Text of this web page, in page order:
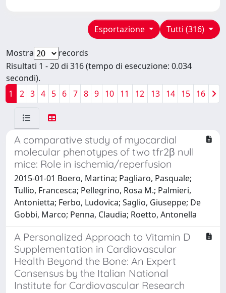
Tutti (316)
Esportazione
Mostra
records
Risultati 1 - 20 di 316 (tempo di esecuzione: 0.034
secondi).
1
2 3 4 5 6 7 8 9 10 11 12 13 14 15 16
A comparative study of myocardial
molecular phenotypes of two tfr2β null
mice: Role in ischemia/reperfusion
2015-01-01 Boero, Martina; Pagliaro, Pasquale;
Tullio, Francesca; Pellegrino, Rosa M.; Palmieri,
Antonietta; Ferbo, Ludovica; Saglio, Giuseppe; De
Gobbi, Marco; Penna, Claudia; Roetto, Antonella
A Personalized Approach to Vitamin D
Supplementation in Cardiovascular
Health Beyond the Bone: An Expert
Consensus by the Italian National
Institute for Cardiovascular Research